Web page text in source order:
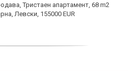
Тристаен апартамент, 68 m2
Левски, 155000 EUR